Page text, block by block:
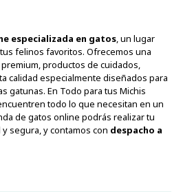
especializada en gatos, un lugar
felinos favoritos. Ofrecemos una
productos de cuidados,
calidad especialmente diseñados para
gatunas. En Todo para tus Michis
todo lo que necesitan en un
de gatos online podrás realizar tu
segura, y contamos con despacho a